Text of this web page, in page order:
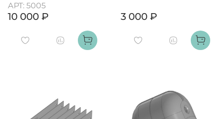
АРТ: 5005
10 000 ₽ 3 000 ₽